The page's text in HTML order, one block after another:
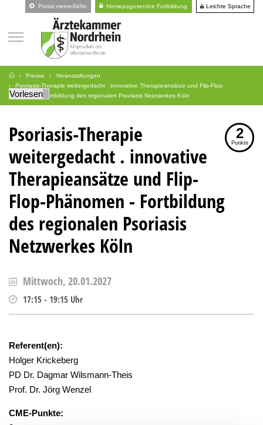
Portal meineÄkNo Homepageservice Fortbildung Leichte Sprache
Presse
Veranstaltungen
Psoriasis-Therapie weitergedacht . innovative Therapieansätze und Flip-Flop-
Phänomen - Fortbildung des regionalen Psoriasis Netzwerkes Köln
Vorlesen
Psoriasis-Therapie
weitergedacht . innovative
Therapieansätze und Flip-
Flop-Phänomen - Fortbildung
des regionalen Psoriasis
Netzwerkes Köln
2
Punkte
Mittwoch, 20.01.2027
17:15 - 19:15 Uhr
Referent(en):
Holger Krickeberg
PD Dr. Dagmar Wilsmann-Theis
Prof. Dr. Jörg Wenzel
CME-Punkte: